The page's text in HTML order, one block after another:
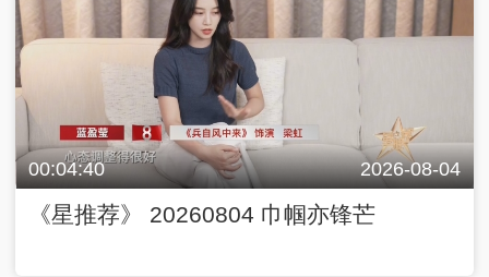
00:04:40 2026-08-04
《星推荐》 20260804 巾帼亦锋芒